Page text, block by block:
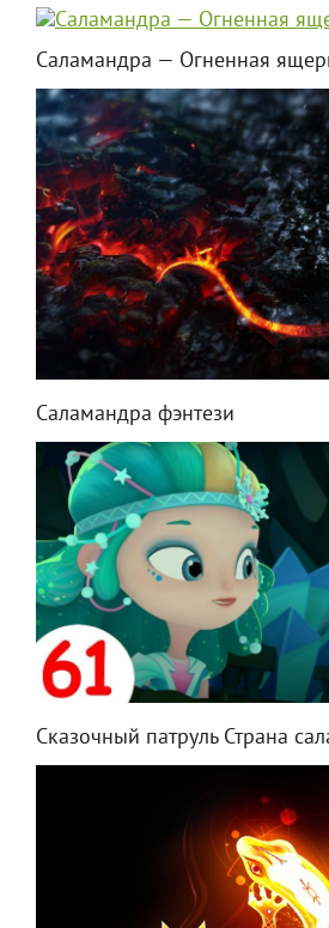
Саламандра — Огненная
Саламандра фэнтези
Сказочный патруль Страна